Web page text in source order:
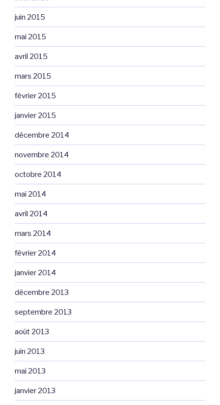
juin 2015
mai 2015
avril 2015
mars 2015
février 2015
janvier 2015
décembre 2014
novembre 2014
octobre 2014
mai 2014
avril 2014
mars 2014
février 2014
janvier 2014
décembre 2013
septembre 2013
août 2013
juin 2013
mai 2013
janvier 2013